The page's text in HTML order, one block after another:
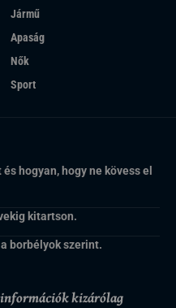
Jármű
Apaság
Nők
Sport
hogyan, hogy ne kövess el
kitartson.
borbélyok szerint.
kizárólag